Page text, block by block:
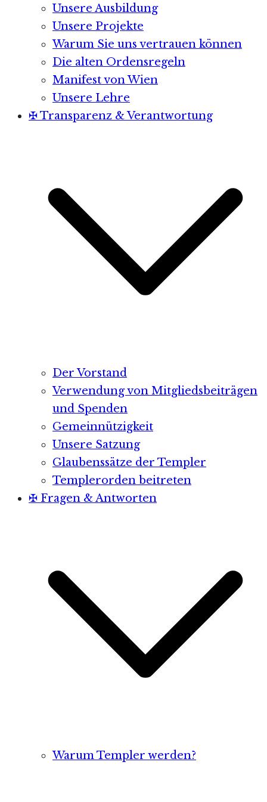
Unsere Ausbildung
Unsere Projekte
Warum Sie uns vertrauen können
Die alten Ordensregeln
Manifest von Wien
Unsere Lehre
✠ Transparenz & Verantwortung
Der Vorstand
Verwendung von Mitgliedsbeiträgen
und Spenden
Gemeinnützigkeit
Unsere Satzung
Glaubenssätze der Templer
Templerorden beitreten
✠ Fragen & Antworten
Warum Templer werden?